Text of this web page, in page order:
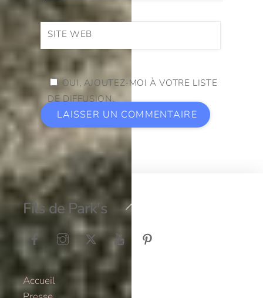
SITE WEB
OUI, AJOUTEZ-MOI À VOTRE LISTE
DE DIFFUSION.
Back
To
Top
Fils de Park's
Accueil